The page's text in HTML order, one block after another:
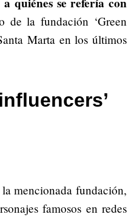
de la fundación ‘Green
Marta en los últimos
mencionada fundación,
famosos en redes